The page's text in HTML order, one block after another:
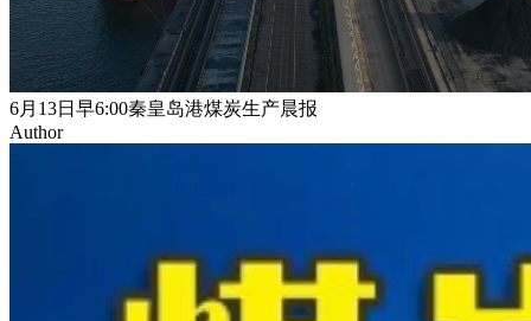
6月13日早6:00秦皇岛港煤炭生产晨报
Author